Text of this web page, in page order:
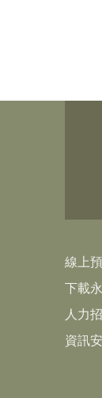
線上
下載
人力
資訊